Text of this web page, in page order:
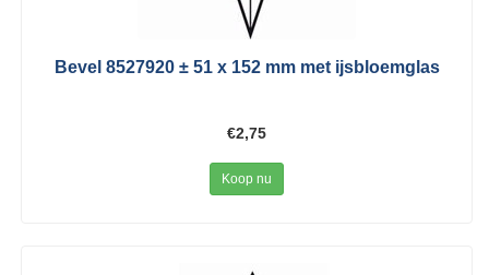
Bevel 8527920 ± 51 x 152 mm met ijsbloemglas
€2,75
Koop nu